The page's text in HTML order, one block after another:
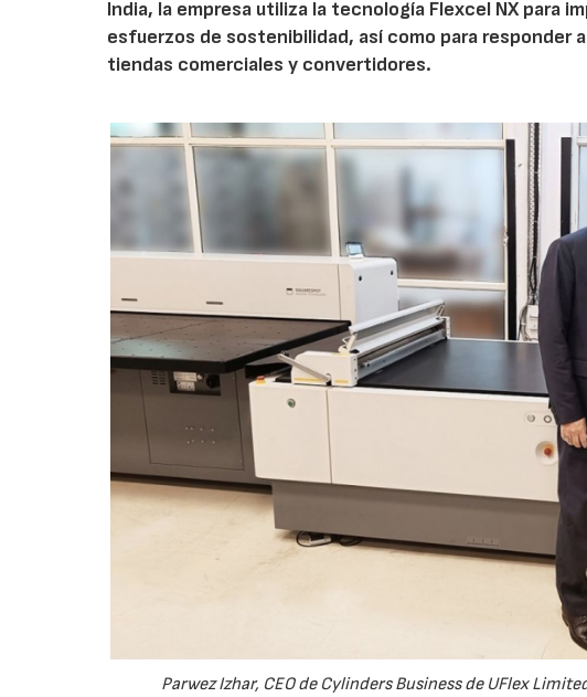
India, la empresa utiliza la tecnología Flexcel NX para
esfuerzos de sostenibilidad, así como para responder
tiendas comerciales y convertidores.
Parwez Izhar, CEO de Cylinders Business de UFlex